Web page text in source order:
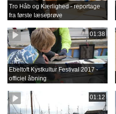
Tro Håb og Kærlighed - reportage
fra første læseprøve
01:38
Ebeltoft Kystkultur Festival 2017 -
officiel åbning
01:12